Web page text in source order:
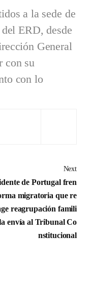
a la sede de
ERD, desde
General
con su
con lo
Next
de Portugal fren
migratoria que re
reagrupación famili
envía al Tribunal Co
nstitucional